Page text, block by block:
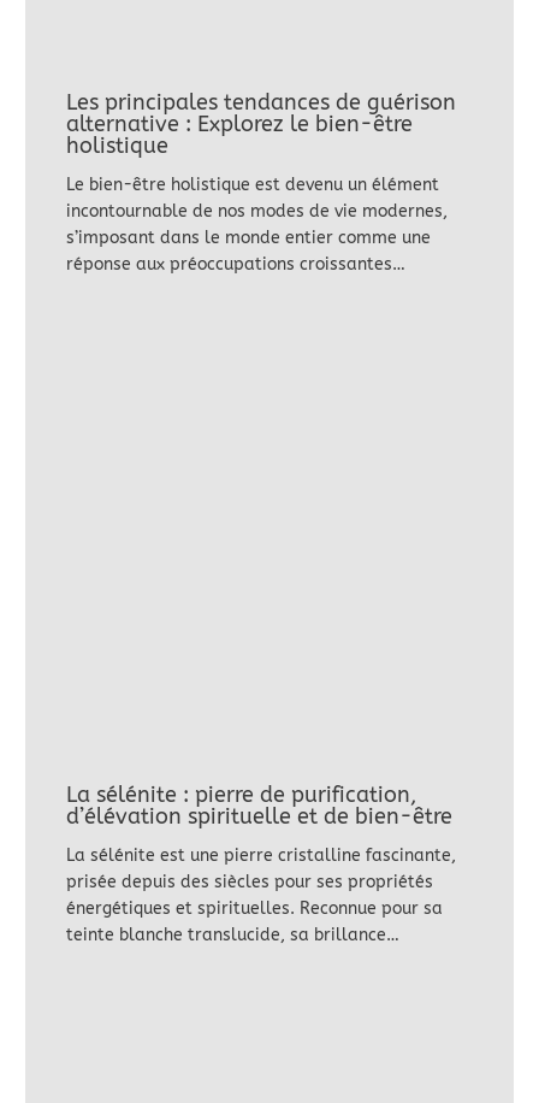
Les principales tendances de guérison
alternative : Explorez le bien-être
holistique
Le bien-être holistique est devenu un élément
incontournable de nos modes de vie modernes,
s’imposant dans le monde entier comme une
réponse aux préoccupations croissantes…
La sélénite : pierre de purification,
d’élévation spirituelle et de bien-être
La sélénite est une pierre cristalline fascinante,
prisée depuis des siècles pour ses propriétés
énergétiques et spirituelles. Reconnue pour sa
teinte blanche translucide, sa brillance…